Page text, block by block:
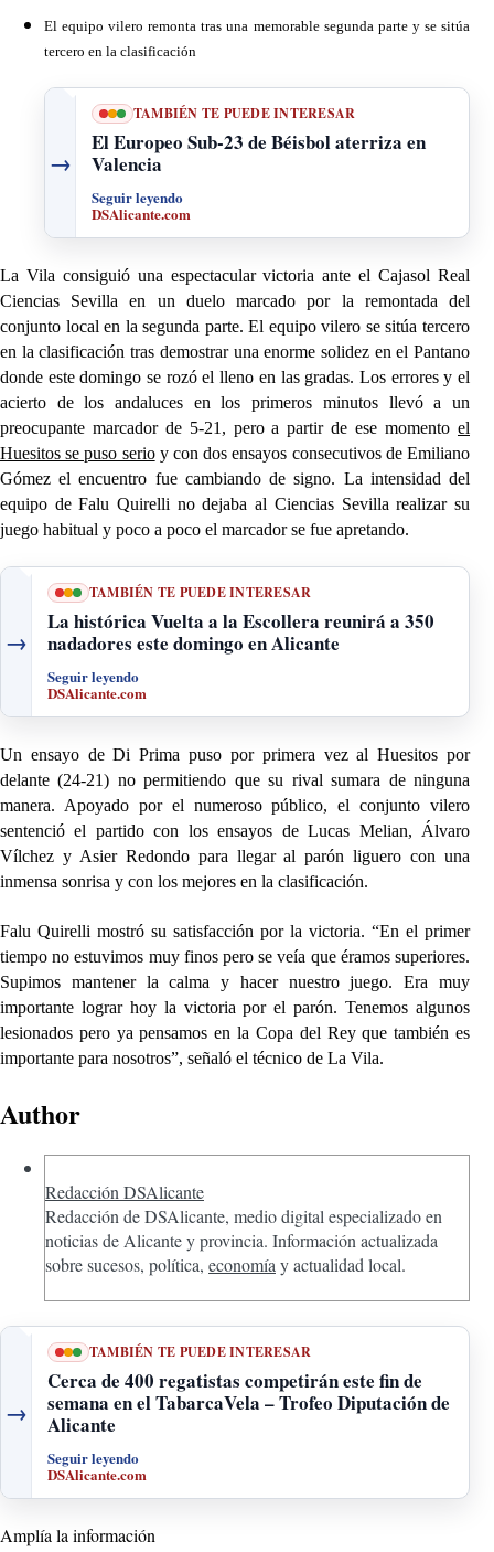
El equipo vilero remonta tras una memorable segunda parte y se sitúa
tercero en la clasificación
→
TAMBIÉN TE PUEDE INTERESAR
El Europeo Sub-23 de Béisbol aterriza en
Valencia
Seguir leyendo
DSAlicante.com
La Vila consiguió una espectacular victoria ante el Cajasol Real
Ciencias Sevilla en un duelo marcado por la remontada del
conjunto local en la segunda parte. El equipo vilero se sitúa tercero
en la clasificación tras demostrar una enorme solidez en el Pantano
donde este domingo se rozó el lleno en las gradas. Los errores y el
acierto de los andaluces en los primeros minutos llevó a un
preocupante marcador de 5-21, pero a partir de ese momento el
Huesitos se puso serioy con dos ensayos consecutivos de Emiliano
Gómez el encuentro fue cambiando de signo. La intensidad del
equipo de Falu Quirelli no dejaba al Ciencias Sevilla realizar su
juego habitual y poco a poco el marcador se fue apretando.
→
TAMBIÉN TE PUEDE INTERESAR
La histórica Vuelta a la Escollera reunirá a 350
nadadores este domingo en Alicante
Seguir leyendo
DSAlicante.com
Un ensayo de Di Prima puso por primera vez al Huesitos por
delante (24-21) no permitiendo que su rival sumara de ninguna
manera. Apoyado por el numeroso público, el conjunto vilero
sentenció el partido con los ensayos de Lucas Melian, Álvaro
Vílchez y Asier Redondo para llegar al parón liguero con una
inmensa sonrisa y con los mejores en la clasificación.
Falu Quirelli mostró su satisfacción por la victoria. “En el primer
tiempo no estuvimos muy finos pero se veía que éramos superiores.
Supimos mantener la calma y hacer nuestro juego. Era muy
importante lograr hoy la victoria por el parón. Tenemos algunos
lesionados pero ya pensamos en la Copa del Rey que también es
importante para nosotros”, señaló el técnico de La Vila.
Author
Redacción DSAlicante
Redacción de DSAlicante, medio digital especializado en
noticias de Alicante y provincia. Información actualizada
sobre sucesos, política, economía y actualidad local.
→
TAMBIÉN TE PUEDE INTERESAR
Cerca de 400 regatistas competirán este fin de
semana en el TabarcaVela – Trofeo Diputación de
Alicante
Seguir leyendo
DSAlicante.com
Amplía la información